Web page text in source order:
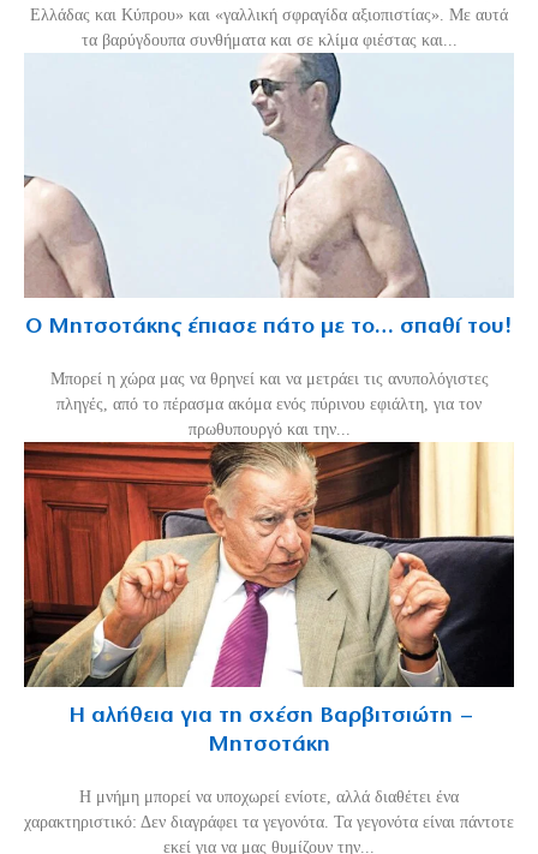
Ελλάδας και Κύπρου» και «γαλλική σφραγίδα αξιοπιστίας». Με αυτά
τα βαρύγδουπα συνθήματα και σε κλίμα φιέστας και...
Ο Μητσοτάκης έπιασε πάτο με το… σπαθί του!
Mπορεί η χώρα μας να θρηνεί και να μετράει τις ανυπολόγιστες
πληγές, από το πέρασμα ακόμα ενός πύρινου εφιάλτη, για τον
πρωθυπουργό και την...
Η αλήθεια για τη σχέση Βαρβιτσιώτη –
Μητσοτάκη
H μνήμη μπορεί να υποχωρεί ενίοτε, αλλά διαθέτει ένα
χαρακτηριστικό: Δεν διαγράφει τα γεγονότα. Τα γεγονότα είναι πάντοτε
εκεί για να μας θυμίζουν την...